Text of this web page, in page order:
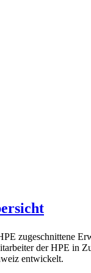
zugeschnittene
der HPE in
entwickelt.